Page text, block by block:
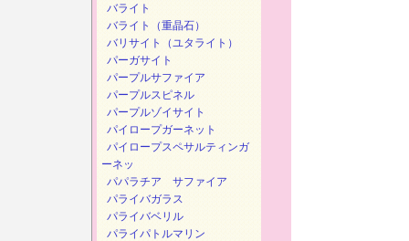
バライト
バライト（重晶石）
バリサイト（ユタライト）
パーガサイト
パープルサファイア
パープルスピネル
パープルゾイサイト
パイロープガーネット
パイロープスペサルティンガ
ーネッ
パパラチア サファイア
パライバガラス
パライバベリル
パライパトルマリン